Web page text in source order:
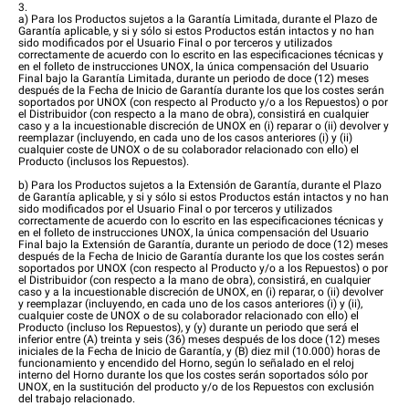
3.
a) Para los Productos sujetos a la Garantía Limitada, durante el Plazo de
Garantía aplicable, y si y sólo si estos Productos están intactos y no han
sido modificados por el Usuario Final o por terceros y utilizados
correctamente de acuerdo con lo escrito en las especificaciones técnicas y
en el folleto de instrucciones UNOX, la única compensación del Usuario
Final bajo la Garantía Limitada, durante un periodo de doce (12) meses
después de la Fecha de Inicio de Garantía durante los que los costes serán
soportados por UNOX (con respecto al Producto y/o a los Repuestos) o por
el Distribuidor (con respecto a la mano de obra), consistirá en cualquier
caso y a la incuestionable discreción de UNOX en (i) reparar o (ii) devolver y
reemplazar (incluyendo, en cada uno de los casos anteriores (i) y (ii)
cualquier coste de UNOX o de su colaborador relacionado con ello) el
Producto (inclusos los Repuestos).
b) Para los Productos sujetos a la Extensión de Garantía, durante el Plazo
de Garantía aplicable, y si y sólo si estos Productos están intactos y no han
sido modificados por el Usuario Final o por terceros y utilizados
correctamente de acuerdo con lo escrito en las especificaciones técnicas y
en el folleto de instrucciones UNOX, la única compensación del Usuario
Final bajo la Extensión de Garantía, durante un periodo de doce (12) meses
después de la Fecha de Inicio de Garantía durante los que los costes serán
soportados por UNOX (con respecto al Producto y/o a los Repuestos) o por
el Distribuidor (con respecto a la mano de obra), consistirá, en cualquier
caso y a la incuestionable discreción de UNOX, en (i) reparar, o (ii) devolver
y reemplazar (incluyendo, en cada uno de los casos anteriores (i) y (ii),
cualquier coste de UNOX o de su colaborador relacionado con ello) el
Producto (incluso los Repuestos), y (y) durante un periodo que será el
inferior entre (A) treinta y seis (36) meses después de los doce (12) meses
iniciales de la Fecha de Inicio de Garantía, y (B) diez mil (10.000) horas de
funcionamiento y encendido del Horno, según lo señalado en el reloj
interno del Horno durante los que los costes serán soportados sólo por
UNOX, en la sustitución del producto y/o de los Repuestos con exclusión
del trabajo relacionado.